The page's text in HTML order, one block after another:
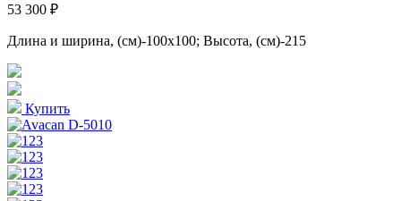
53 300 ₽
Длина и ширина, (см)-100x100; Высота, (см)-215
Купить